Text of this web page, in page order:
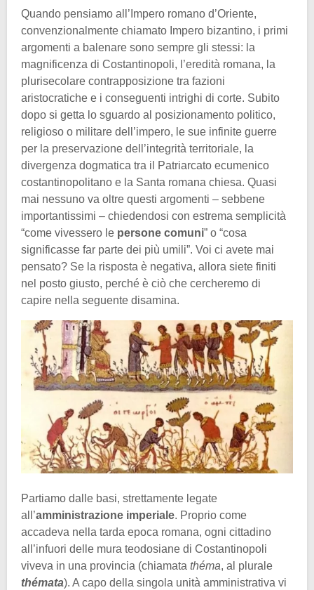
Quando pensiamo all’Impero romano d’Oriente,
convenzionalmente chiamato Impero bizantino, i primi
argomenti a balenare sono sempre gli stessi: la
magnificenza di Costantinopoli, l’eredità romana, la
plurisecolare contrapposizione tra fazioni
aristocratiche e i conseguenti intrighi di corte. Subito
dopo si getta lo sguardo al posizionamento politico,
religioso o militare dell’impero, le sue infinite guerre
per la preservazione dell’integrità territoriale, la
divergenza dogmatica tra il Patriarcato ecumenico
costantinopolitano e la Santa romana chiesa. Quasi
mai nessuno va oltre questi argomenti – sebbene
importantissimi – chiedendosi con estrema semplicità
“come vivessero le persone comuni” o “cosa
significasse far parte dei più umili”. Voi ci avete mai
pensato? Se la risposta è negativa, allora siete finiti
nel posto giusto, perché è ciò che cercheremo di
capire nella seguente disamina.
Partiamo dalle basi, strettamente legate
all’amministrazione imperiale. Proprio come
accadeva nella tarda epoca romana, ogni cittadino
all’infuori delle mura teodosiane di Costantinopoli
viveva in una provincia (chiamata théma, al plurale
thémata). A capo della singola unità amministrativa vi